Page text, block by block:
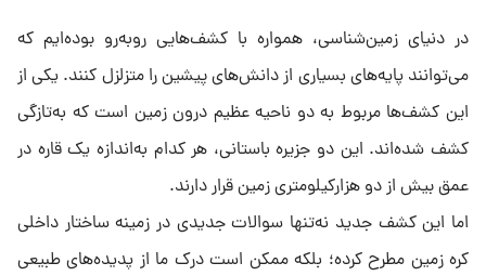
در دنیای زمین‌شناسی، همواره با کشف‌هایی روبه‌رو بوده‌ایم که
می‌توانند پایه‌های بسیاری از دانش‌های پیشین را متزلزل کنند. یکی از
این کشف‌ها مربوط به دو ناحیه‌ عظیم درون زمین است که به‌تازگی
کشف شده‌اند. این دو جزیره باستانی، هر کدام به‌اندازه یک قاره در
عمق بیش از دو هزارکیلومتری زمین قرار دارند.
اما این کشف جدید نه‌تنها سوالات جدیدی در زمینه ساختار داخلی
کره زمین مطرح کرده؛ بلکه ممکن است درک ما از پدیده‌های طبیعی